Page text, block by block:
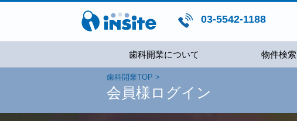
03-5542-1188
歯科開業について 物件検索
歯科開業TOP
会員様ログイン